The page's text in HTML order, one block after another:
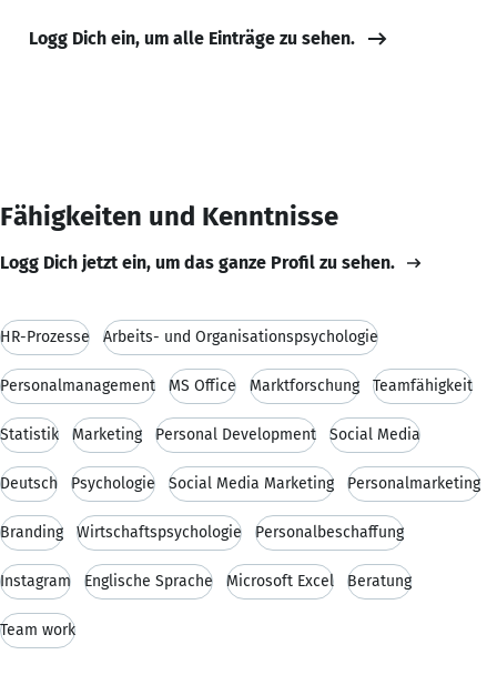
Logg Dich ein, um alle Einträge zu sehen.
Fähigkeiten und Kenntnisse
Logg Dich jetzt ein, um das ganze Profil zu sehen.
HR-Prozesse Arbeits- und Organisationspsychologie
Personalmanagement MS Office Marktforschung Teamfähigkeit
Statistik Marketing Personal Development Social Media
Deutsch Psychologie Social Media Marketing Personalmarketing
Branding Wirtschaftspsychologie Personalbeschaffung
Instagram Englische Sprache Microsoft Excel Beratung
Team work